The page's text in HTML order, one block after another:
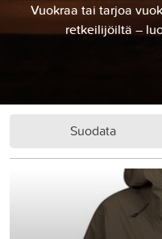
Vuokraa tai tarjoa
retkeilijöiltä –
Suodata